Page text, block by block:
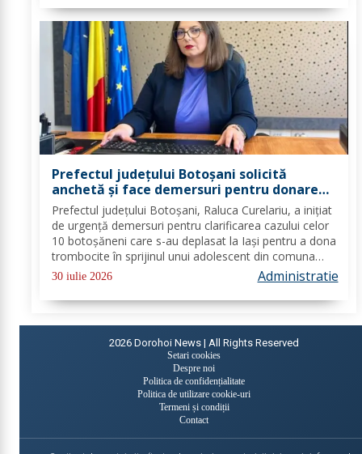
Prefectul județului Botoșani solicită
anchetă și face demersuri pentru donarea
de trombocite direct la Botoșani în cazul
adolescentului din Tudora
Prefectul județului Botoșani, Raluca Curelariu, a inițiat
de urgență demersuri pentru clarificarea cazului celor
10 botoșăneni care s-au deplasat la Iași pentru a dona
trombocite în sprijinul unui adolescent din comuna
Tudora, însă nu au putut dona. Au fost transmise
30 iulie 2026 Administratie
2026 Dorohoi News | All Rights Reserved
Setari cookies
Despre noi
Politica de confidențialitate
Politica de utilizare cookie-uri
Termeni și condiții
Contact